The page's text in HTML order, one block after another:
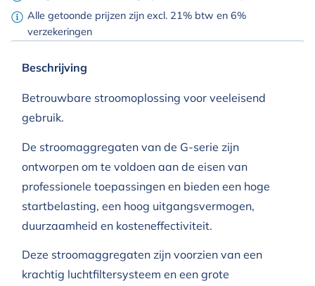
Alle getoonde prijzen zijn excl. 21% btw en 6%
verzekeringen
Beschrijving
Betrouwbare stroomoplossing voor veeleisend
gebruik.
De stroomaggregaten van de G-serie zijn
ontworpen om te voldoen aan de eisen van
professionele toepassingen en bieden een hoge
startbelasting, een hoog uitgangsvermogen,
duurzaamheid en kosteneffectiviteit.
Deze stroomaggregaten zijn voorzien van een
krachtig luchtfiltersysteem en een grote